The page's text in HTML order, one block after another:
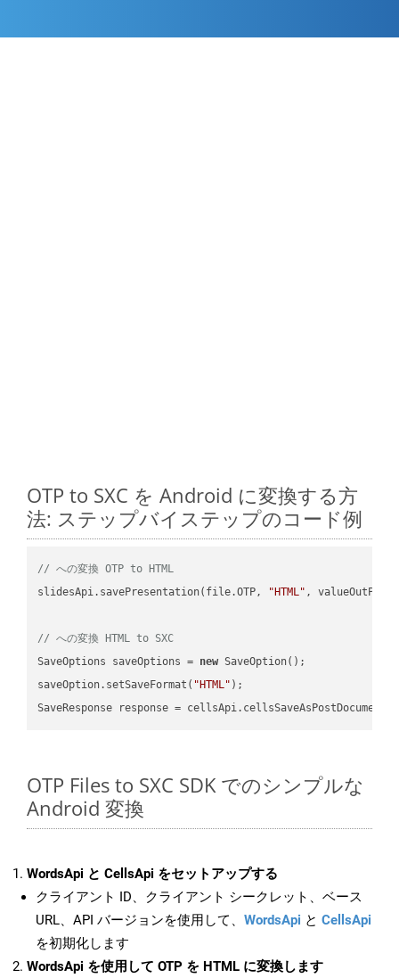
OTP to SXC を Android に変換する方
法: ステップバイステップのコード例
// への変換 OTP to HTML
slidesApi.savePresentation(file.OTP,
"HTML" ,
// への変換 HTML to SXC
SaveOptions saveOptions = new SaveOption();
saveOption.setSaveFormat( "HTML" );
SaveResponse response =
OTP Files to SXC SDK でのシンプルな
Android 変換
WordsApi と CellsApi をセットアップする
クライアント ID、クライアント シークレット、ベース
URL、API バージョンを使用して、 WordsApi と CellsApi
を初期化します
WordsApi を使用して OTP を HTML に変換します